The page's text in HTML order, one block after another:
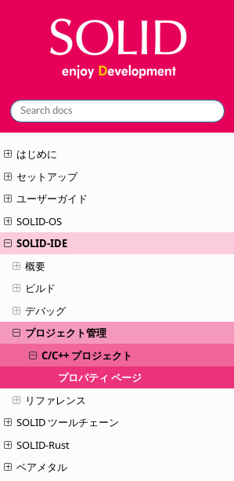
はじめに
セットアップ
ユーザーガイド
SOLID-OS
SOLID-IDE
概要
ビルド
デバッグ
プロジェクト管理
C/C++ プロジェクト
プロパティ ページ
リファレンス
SOLID ツールチェーン
SOLID-Rust
ベアメタル